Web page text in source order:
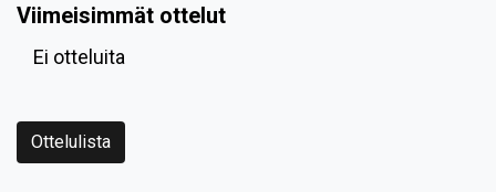
Viimeisimmät ottelut
Ei otteluita
Ottelulista